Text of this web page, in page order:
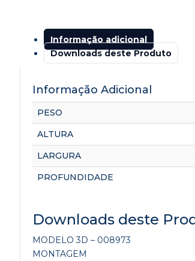
Informação adicional
Downloads deste Produto
Informação Adicional
PESO
ALTURA
LARGURA
PROFUNDIDADE
Downloads deste
MODELO 3D – 008973
MONTAGEM